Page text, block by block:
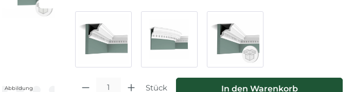
Abbildung
Produkt Anzahl: Gib den gewünschten Wert ein oder benutze die
Stück In den Warenkorb